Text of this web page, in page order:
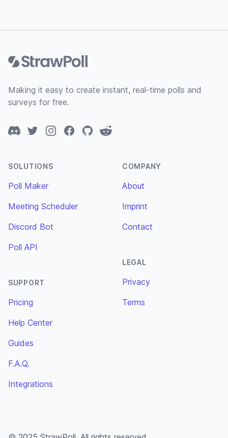
Making it easy to create instant, real-time polls and
surveys for free.
DiscordTwitterInstagramFacebook
GitHubReddit
SOLUTIONS
Poll Maker
Meeting Scheduler
Discord Bot
Poll API
SUPPORT
Pricing
Help Center
Guides
F.A.Q.
Integrations
COMPANY
About
Imprint
Contact
LEGAL
Privacy
Terms